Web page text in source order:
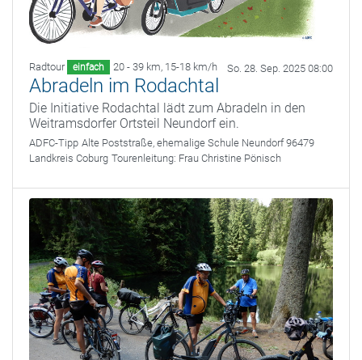
Radtour einfach 20 - 39 km, 15-18 km/h So. 28. Sep. 2025 08:00
Abradeln im Rodachtal
Die Initiative Rodachtal lädt zum Abradeln in den
Weitramsdorfer Ortsteil Neundorf ein.
ADFC-Tipp Alte Poststraße, ehemalige Schule Neundorf 96479
Landkreis Coburg Tourenleitung: Frau Christine Pönisch